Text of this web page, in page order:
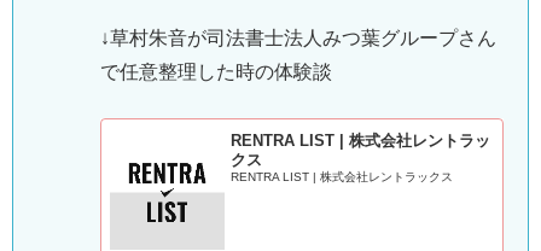
↓草村朱音が司法書士法人みつ葉グループさん
で任意整理した時の体験談
RENTRA LIST | 株式会社レントラッ
クス
RENTRA LIST | 株式会社レントラックス